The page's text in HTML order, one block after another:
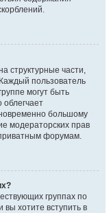
структурные части,
пользователь
могут быть
большому
модераторских прав
форумам.
группах по
хотите вступить в